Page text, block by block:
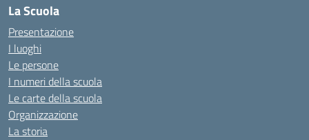
La Scuola
Presentazione
I luoghi
Le persone
I numeri della scuola
Le carte della scuola
Organizzazione
La storia